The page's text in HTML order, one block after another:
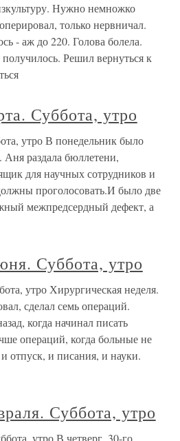
Нужно немножко
только нервничал.
- аж до 220. Голова болела.
Решил вернуться к
Суббота, утро
утро В понедельник было
Аня раздала бюллетени,
для научных сотрудников и
проголосовать.И было две
межпредсердный дефект, а
Суббота, утро
утро Хирургическая неделя.
сделал семь операций.
когда начинал писать
операций, когда больные не
отпуск, и писания, и науки.
Суббота, утро
утро В четверг, 30-го